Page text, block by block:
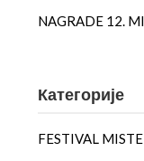
NAGRADE 12.
Категорије
FESTIVAL